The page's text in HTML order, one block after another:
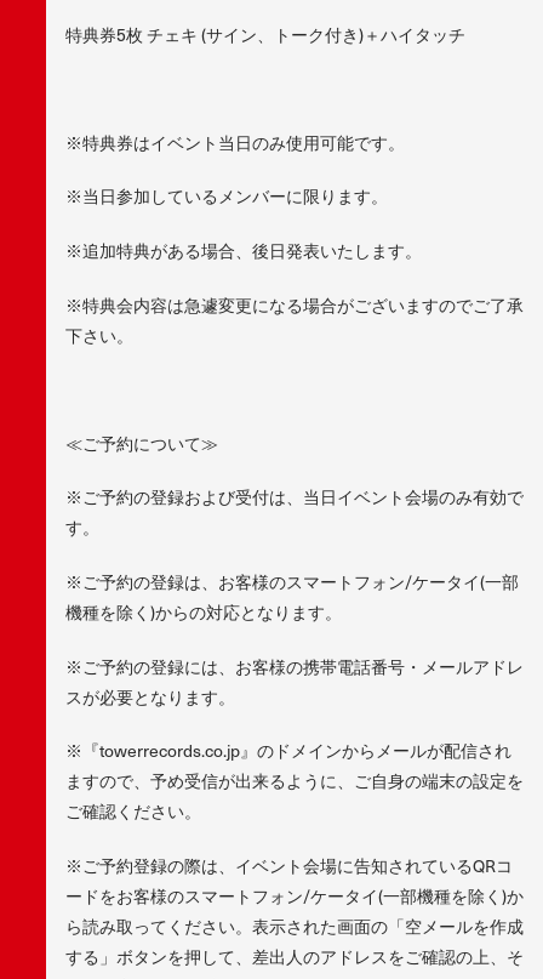
特典券5枚 チェキ (サイン、トーク付き)＋ハイタッチ
※特典券はイベント当日のみ使用可能です。
※当日参加しているメンバーに限ります。
※追加特典がある場合、後日発表いたします。
※特典会内容は急遽変更になる場合がございますのでご了承
下さい。
≪ご予約について≫
※ご予約の登録および受付は、当日イベント会場のみ有効で
す。
※ご予約の登録は、お客様のスマートフォン/ケータイ(一部
機種を除く)からの対応となります。
※ご予約の登録には、お客様の携帯電話番号・メールアドレ
スが必要となります。
※『towerrecords.co.jp』のドメインからメールが配信され
ますので、予め受信が出来るように、ご自身の端末の設定を
ご確認ください。
※ご予約登録の際は、イベント会場に告知されているQRコ
ードをお客様のスマートフォン/ケータイ(一部機種を除く)か
ら読み取ってください。表示された画面の「空メールを作成
する」ボタンを押して、差出人のアドレスをご確認の上、そ